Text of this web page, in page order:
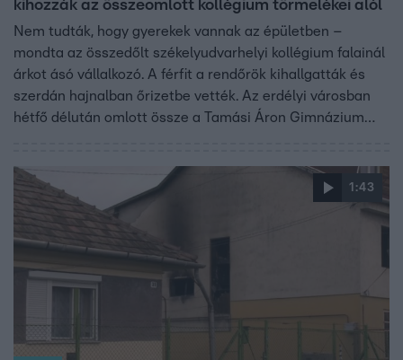
kihozzák az összeomlott kollégium törmelékei alól
Nem tudták, hogy gyerekek vannak az épületben –
mondta az összedőlt székelyudvarhelyi kollégium falainál
árkot ásó vállalkozó. A férfit a rendőrök kihallgatták és
szerdán hajnalban őrizetbe vették. Az erdélyi városban
hétfő délután omlott össze a Tamási Áron Gimnázium
pedig egy harminc méteres szakaszon leomlottak a falak.
1:43